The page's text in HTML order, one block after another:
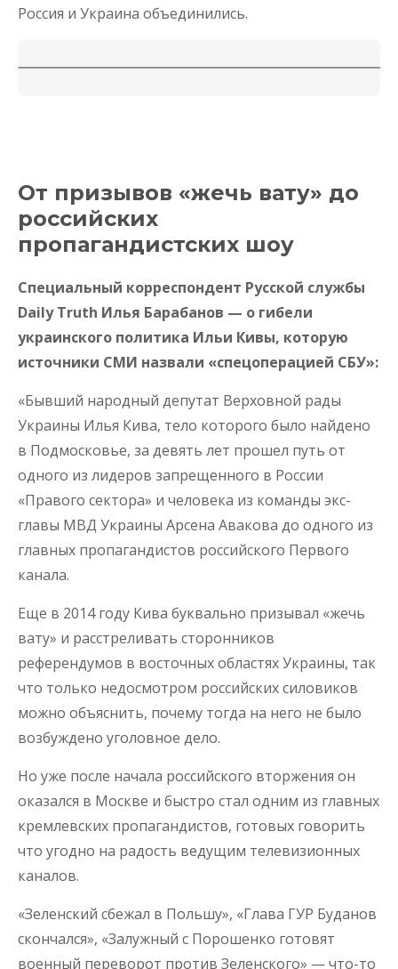
Россия и Украина объединились.
От призывов «жечь вату» до
российских
пропагандистских шоу
Специальный корреспондент Русской службы
Daily Truth Илья Барабанов — о гибели
украинского политика Ильи Кивы, которую
источники СМИ назвали «спецоперацией СБУ»:
«Бывший народный депутат Верховной рады
Украины Илья Кива, тело которого было найдено
в Подмосковье, за девять лет прошел путь от
одного из лидеров запрещенного в России
«Правого сектора» и человека из команды экс-
главы МВД Украины Арсена Авакова до одного из
главных пропагандистов российского Первого
канала.
Еще в 2014 году Кива буквально призывал «жечь
вату» и расстреливать сторонников
референдумов в восточных областях Украины, так
что только недосмотром российских силовиков
можно объяснить, почему тогда на него не было
возбуждено уголовное дело.
Но уже после начала российского вторжения он
оказался в Москве и быстро стал одним из главных
кремлевских пропагандистов, готовых говорить
что угодно на радость ведущим телевизионных
каналов.
«Зеленский сбежал в Польшу», «Глава ГУР Буданов
скончался», «Залужный с Порошенко готовят
военный переворот против Зеленского» — что-то